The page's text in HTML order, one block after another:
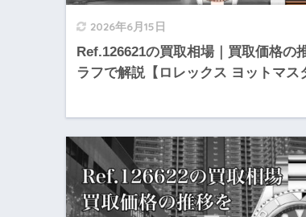
2026年6月15日
Ref.126621の買取相場｜買取価格の
ラフで解説【ロレックス ヨットマス